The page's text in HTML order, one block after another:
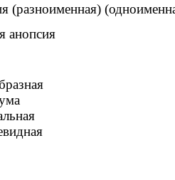
(разноименная)
анопсия